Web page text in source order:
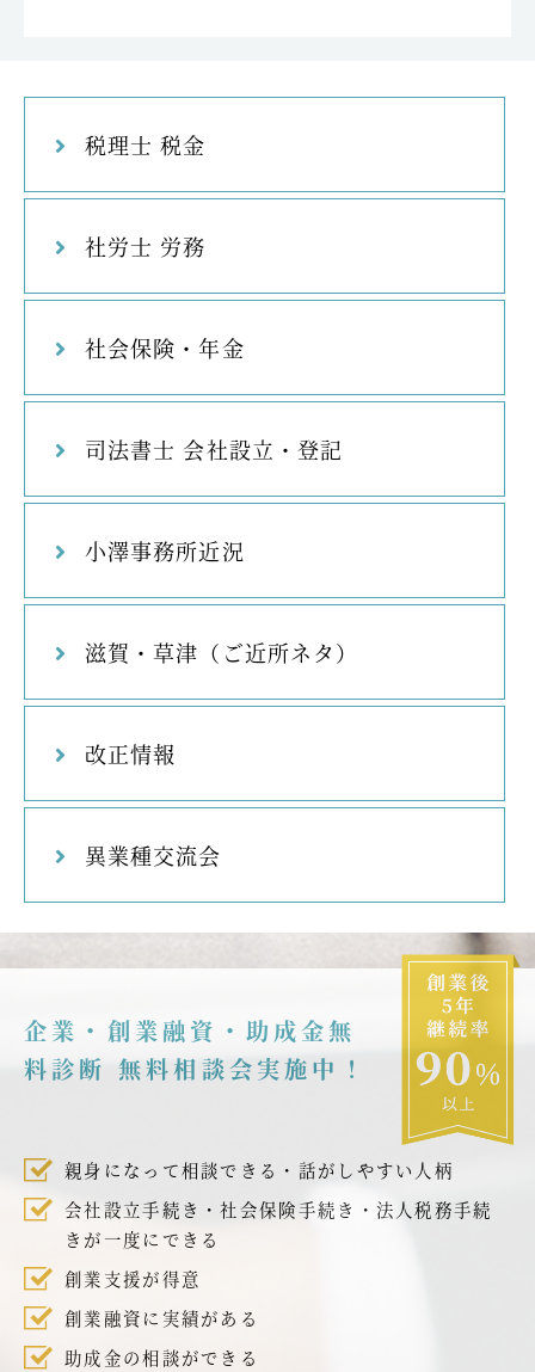
税理士 税金
社労士 労務
社会保険・年金
司法書士 会社設立・登記
小澤事務所近況
滋賀・草津（ご近所ネタ）
改正情報
異業種交流会
企業・創業融資・助成金無
料診断 無料相談会実施中！
親身になって相談できる・話がしやすい人柄
会社設立手続き・社会保険手続き・法人税務手続
きが一度にできる
創業支援が得意
創業融資に実績がある
助成金の相談ができる